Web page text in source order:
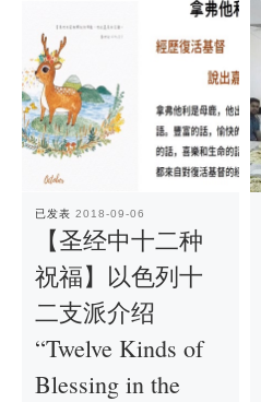
已发表 2018-09-06
【圣经中十二种
祝福】以色列十
二支派介绍
“Twelve Kinds of
Blessing in the